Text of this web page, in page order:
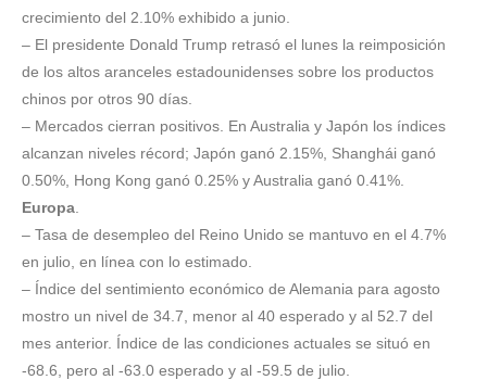
crecimiento del 2.10% exhibido a junio.
– El presidente Donald Trump retrasó el lunes la reimposición
de los altos aranceles estadounidenses sobre los productos
chinos por otros 90 días.
– Mercados cierran positivos. En Australia y Japón los índices
alcanzan niveles récord; Japón ganó 2.15%, Shanghái ganó
0.50%, Hong Kong ganó 0.25% y Australia ganó 0.41%.
Europa
– Tasa de desempleo del Reino Unido se mantuvo en el 4.7%
en julio, en línea con lo estimado.
– Índice del sentimiento económico de Alemania para agosto
mostro un nivel de 34.7, menor al 40 esperado y al 52.7 del
mes anterior. Índice de las condiciones actuales se situó en
-68.6, pero al -63.0 esperado y al -59.5 de julio.